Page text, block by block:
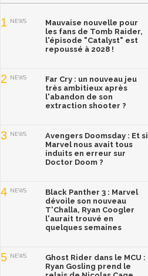
1 NEWS
Mauvaise nouvelle pour
les fans de Tomb Raider,
l'épisode "Catalyst" est
repoussé à 2028 !
2 NEWS
Far Cry : un nouveau jeu
très ambitieux après
l'abandon de son
extraction shooter ?
3 NEWS
Avengers Doomsday : Et si
Marvel nous avait tous
induits en erreur sur
Doctor Doom ?
4 NEWS
Black Panther 3 : Marvel
dévoile son nouveau
T'Challa, Ryan Coogler
l'aurait trouvé en
quelques semaines
5 NEWS
Ghost Rider dans le MCU :
Ryan Gosling prend le